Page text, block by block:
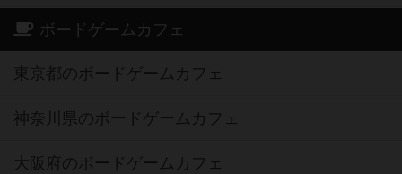
ボードゲームカフェ
東京都のボードゲームカフェ
神奈川県のボードゲームカフェ
大阪府のボードゲームカフェ